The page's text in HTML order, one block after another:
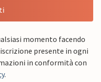
momento facendo
presente in ogni
in conformità con
.